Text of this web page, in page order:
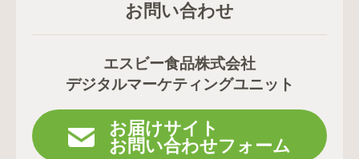
お問い合わせ
エスビー食品株式会社
デジタルマーケティングユニット
お届けサイト
お問い合わせフォーム